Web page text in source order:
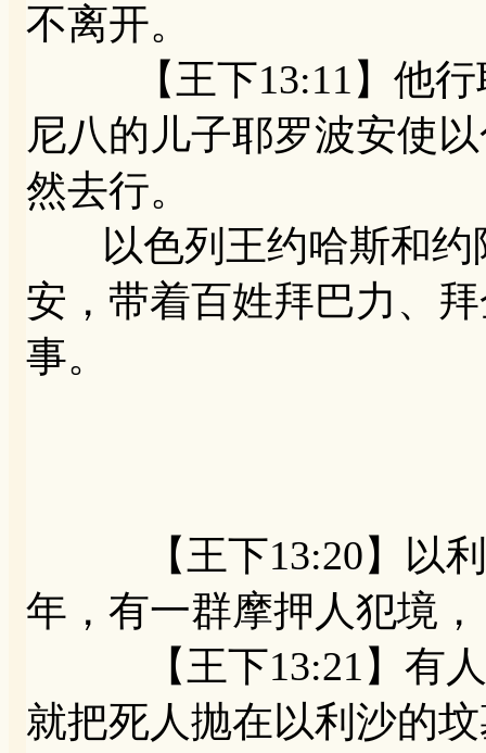
不离开。
【王下13:11】他行
尼八的儿子耶罗波安使
然去行。
以色列王约哈斯和约
安，带着百姓拜巴力、
事。
【王下13:20】以利
年，有一群摩押人犯境，
【王下13:21】有人
就把死人抛在以利沙的